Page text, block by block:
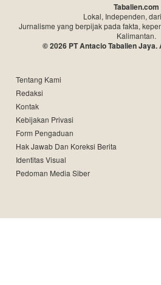
Tabalien.com
Lokal, Independen,
Jurnalisme yang berpijak pada fakta,
Kalimantan.
© 2026 PT Antacio Tabalien
Tentang Kami
Redaksi
Kontak
Kebijakan Privasi
Form Pengaduan
Hak Jawab Dan Koreksi Berita
Identitas Visual
Pedoman Media Siber